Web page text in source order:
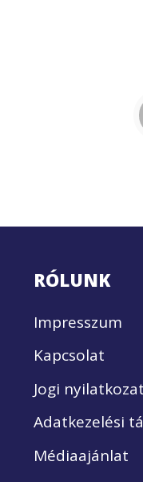
RÓLUNK
Impresszum
Kapcsolat
Jogi nyilatkozat
Adatkezelési
Médiaajánlat